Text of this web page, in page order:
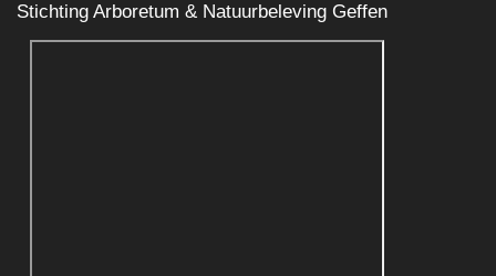
Stichting Arboretum & Natuurbeleving Geffen